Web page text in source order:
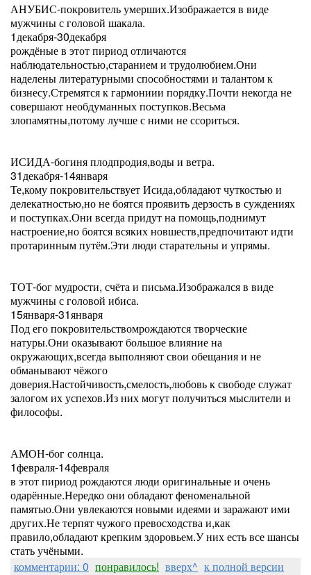
АНУБИС-покровитель умерших.Изображается в виде
мужчины с головой шакала.
1декабря-30декабря
рождёные в этот пириод отличаются
наблюдательностью,старанием и трудолюбием.Они
наделены литературными способностями и талантом к
бизнесу.Стремятся к гармониии порядку.Почти некогда не
совершают необдуманных поступков.Весьма
злопамятны,потому лучше с ними не ссориться.
ИСИДА-богиня плодпродия,воды и ветра.
31декабря-14января
Те,кому покровительствует Исида,обладают чуткостью и
делекатностью,но не боятся проявить дерзость в суждениях
и поступках.Они всегда придут на помощь,поднимут
настроение,но боятся всяких новшеств,предпочитают идти
протаринным путём.Эти люди старательны и упрямы.
ТОТ-бог мудрости, счёта и письма.Изображался в виде
мужчины с головой ибиса.
15января-31января
Под его покровительствомрождаются творческие
натуры.Они оказывают большое влияние на
окружающих,всегда выполняют свои обещания и не
обманывают чёжого
доверия.Настойчивость,смелость,любовь к свободе служат
залогом их успехов.Из них могут получиться мыслители и
философы.
АМОН-бог солнца.
1февраля-14февраля
в этот пириод рождаются люди оригинальные и очень
одарённые.Нередко они обладают феноменальной
памятью.Они увлекаются новыми идеями и заражают ими
других.Не терпят чужого превосходства и,как
правило,обладают крепким здоровьем.У них есть все шансы
стать учёными.
комментарии: 0 понравилось! вверх^ к полной версии